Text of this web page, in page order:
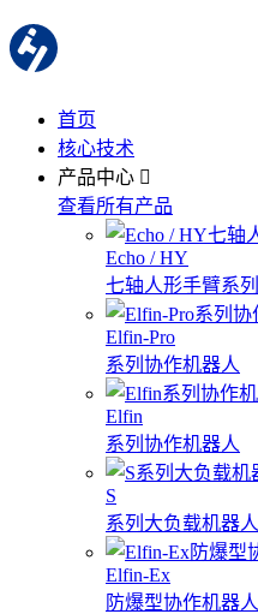
首页
核心技术
产品中心
查看所有产品
Echo / HY
七轴人形手臂系列
Elfin-Pro
系列协作机器人
Elfin
系列协作机器人
S
系列大负载机器人
Elfin-Ex
防爆型协作机器人